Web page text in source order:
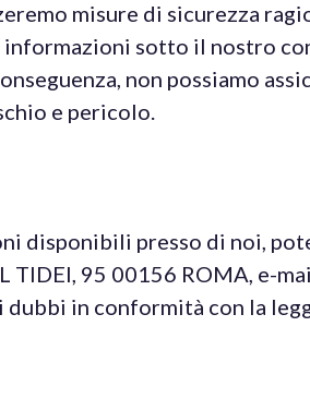
misure di sicurezza
informazioni sotto il nostro
non possiamo
e pericolo.
disponibili presso di noi,
TIDEI, 95 00156 ROMA, e-
in conformità con la